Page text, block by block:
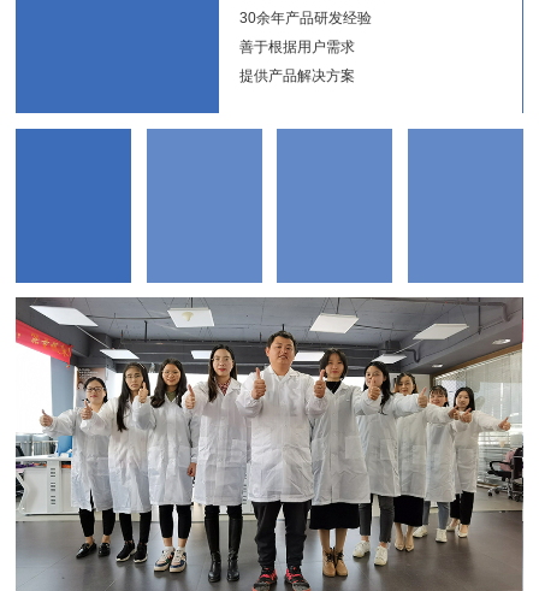
30余年产品研发经验
善于根据用户需求
提供产品解决方案